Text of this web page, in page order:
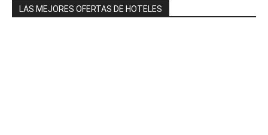
LAS MEJORES OFERTAS DE HOTELES